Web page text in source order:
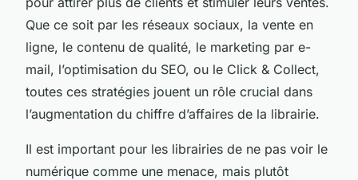
Que ce soit par les réseaux sociaux, la vente en
ligne, le contenu de qualité, le marketing par e-
mail, l’optimisation du SEO, ou le Click & Collect,
toutes ces stratégies jouent un rôle crucial dans
l’augmentation du chiffre d’affaires de la librairie.
Il est important pour les librairies de ne pas voir le
numérique comme une menace, mais plutôt